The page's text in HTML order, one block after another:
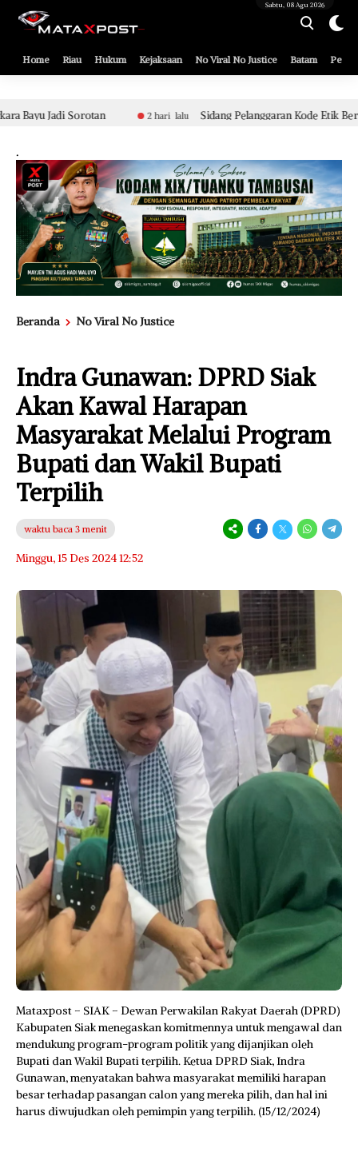
[gnpub_google_news_follow]
Home Riau Hukum Kejaksaan No Viral No Justice Batam
Sabtu, 08 Agu 2026
lalu Sidang Pelanggaran Kode Etik Berat Aparat Polsek Tualang Terkait
.
Beranda No Viral No Justice
Indra Gunawan: DPRD Siak
Akan Kawal Harapan
Masyarakat Melalui Program
Bupati dan Wakil Bupati
Terpilih
waktu baca 3 menit
Minggu, 15 Des 2024 12:52
Mataxpost – SIAK – Dewan Perwakilan Rakyat Daerah (DPRD)
Kabupaten Siak menegaskan komitmennya untuk mengawal dan
mendukung program-program politik yang dijanjikan oleh
Bupati dan Wakil Bupati terpilih. Ketua DPRD Siak, Indra
Gunawan, menyatakan bahwa masyarakat memiliki harapan
besar terhadap pasangan calon yang mereka pilih, dan hal ini
harus diwujudkan oleh pemimpin yang terpilih. (15/12/2024)